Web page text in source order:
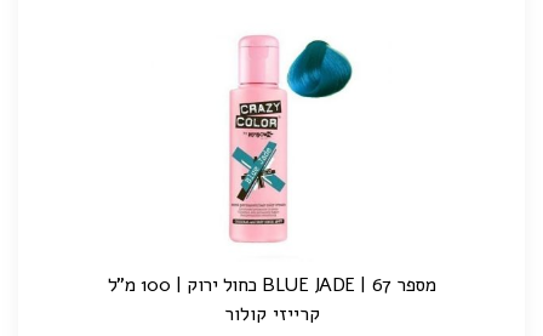
מספר 67 | BLUE JADE כחול ירוק | 100 מ"ל
קרייזי קולור